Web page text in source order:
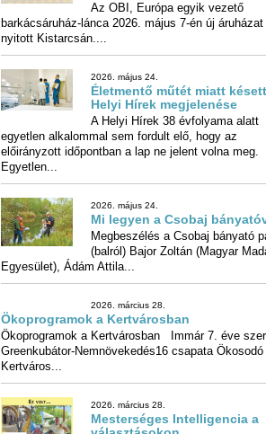
Az OBI, Európa egyik vezető
barkácsáruház-lánca 2026. május 7-én új áruházat
nyitott Kistarcsán....
2026. május 24.
Életmentő műtét miatt
Helyi Hírek megjelenése
A Helyi Hírek 38 évfolyama alatt
egyetlen alkalommal sem fordult elő, hogy az
előirányzott időpontban a lap ne jelent volna meg.
Egyetlen...
2026. május 24.
Mi legyen a Csobaj
Megbeszélés a Csobaj bányató
(balról) Bajor Zoltán (Magyar
Egyesület), Ádám Attila...
2026. március 28.
Ökoprogramok a
Ökoprogramok a Kertvárosban
7. éve szervez a
Nemnövekedés16 csapata Ökosodó Kertváros...
2026. március 28.
Mesterséges Intelligencia a